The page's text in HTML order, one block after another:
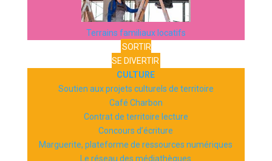
Terrains familiaux locatifs
SORTIR
SE DIVERTIR
CULTURE
Soutien aux projets culturels de territoire
Café Charbon
Contrat de territoire lecture
Concours d’écriture
Marguerite, plateforme de ressources numériques
Le réseau des médiathèques